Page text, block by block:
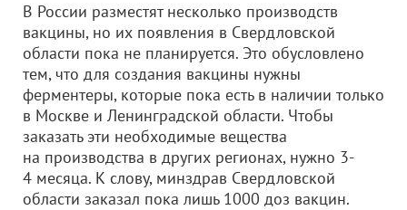
В России разместят несколько производств
вакцины, но их появления в Свердловской
области пока не планируется. Это обусловлено
тем, что для создания вакцины нужны
ферментеры, которые пока есть в наличии только
в Москве и Ленинградской области. Чтобы
заказать эти необходимые вещества
на производства в других регионах, нужно 3-
4 месяца. К слову, минздрав Свердловской
области заказал пока лишь 1000 доз вакцин.